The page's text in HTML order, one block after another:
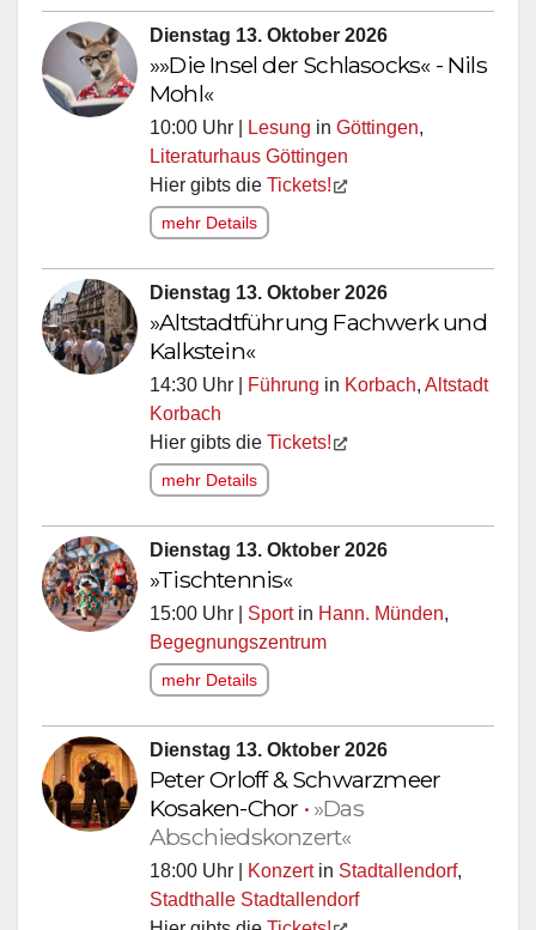
Dienstag 13. Oktober 2026
»»Die Insel der Schlasocks« - Nils
Mohl«
10:00 Uhr | Lesung in Göttingen,
Literaturhaus Göttingen
Hier gibts die Tickets!
mehr Details
Dienstag 13. Oktober 2026
»Altstadtführung Fachwerk und
Kalkstein«
14:30 Uhr | Führung in Korbach, Altstadt
Korbach
Hier gibts die Tickets!
mehr Details
Dienstag 13. Oktober 2026
»Tischtennis«
15:00 Uhr | Sportin Hann. Münden,
Begegnungszentrum
mehr Details
Dienstag 13. Oktober 2026
Peter Orloff & Schwarzmeer
Kosaken-Chor • »Das
Abschiedskonzert«
18:00 Uhr | Konzertin Stadtallendorf,
Stadthalle Stadtallendorf